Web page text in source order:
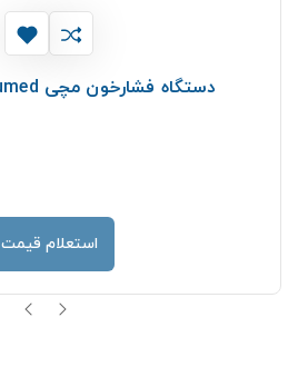
دستگاه فشارخون مچی Accumed مدل k150
استعلام قیمت